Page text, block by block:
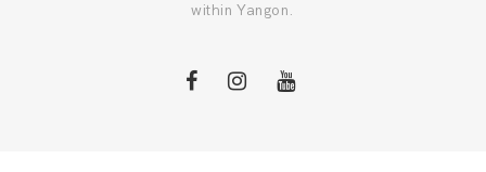
within Yangon.